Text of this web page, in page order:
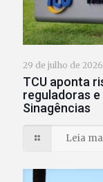
29 de julho de 2026
TCU aponta
reguladoras
Sinagências
Leia